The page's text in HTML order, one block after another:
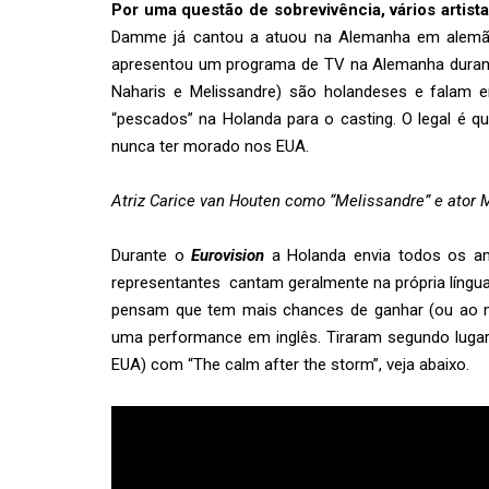
Por uma questão de sobrevivência, vários
Damme já cantou a atuou na Alemanha em
apresentou um programa de TV na Alemanha
Naharis e Melissandre) são holandeses e falam
“pescados” na Holanda para o casting. O legal é
nunca ter morado nos EUA.
Atriz Carice van Houten como “Melissandre” e ator
Durante oEurovision a Holanda envia todos os
representantes cantam geralmente na própria
pensam que tem mais chances de ganhar (ou
uma performance em inglês. Tiraram segundo
EUA) com “The calm after the storm”, veja abaixo.